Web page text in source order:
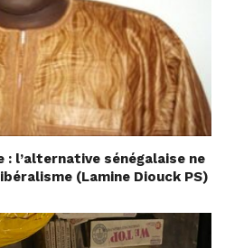
l’alternative sénégalaise ne
(Lamine Diouck PS)